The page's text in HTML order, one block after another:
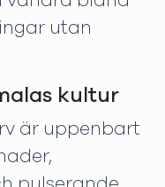
utan
kultur
är uppenbart